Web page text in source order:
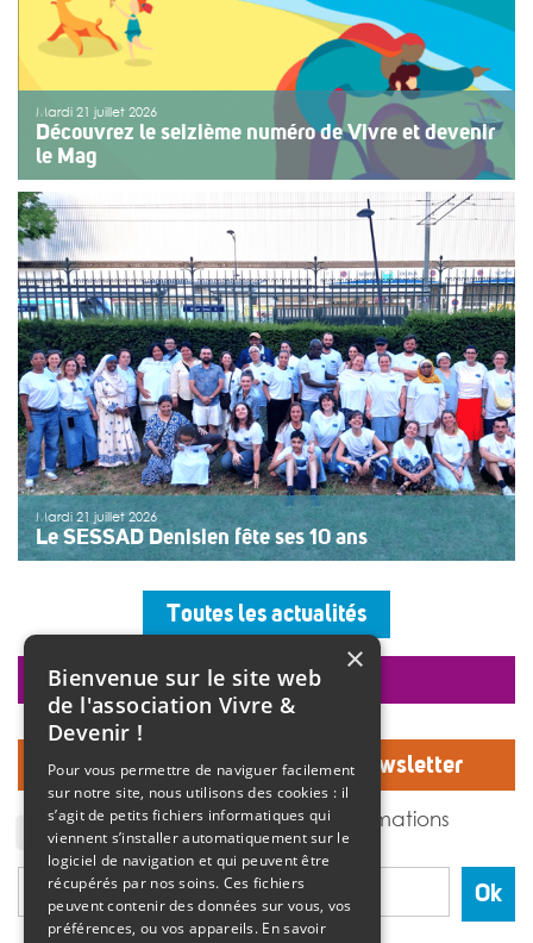
Mardi 21 juillet 2026
Découvrez le seizième numéro de Vivre et devenir
le Mag
Le numéro du mois de juillet 2026 de Vivre et devenir, Le
Mag, vient de paraître. Le dossier central se concentre
sur les vacances pour tous. Vivre et devenir a lancé un
plan d’action afin de rendre les vacances accessibles
[…]
>>Lire la suite
Mardi 21 juillet 2026
Le SESSAD Denisien fête ses 10 ans
accueillaient les invités autour d’un buffet, dans une
ambiance musicale live assurée par un groupe de
musiciens. Christine Manadi, directrice du SESSAD
depuis sa création, est revenue sur l’histoire […]
>>Lire la suite
Toutes les actualités
Inscrivez-vous à notre Newsletter
J'accepte de recevoir des informations
de l'association Vivre et devenir.
Ok
faire un don
×
Bienvenue sur le site web
de l'association Vivre &
Devenir !
Pour vous permettre de naviguer facilement
sur notre site, nous utilisons des cookies : il
s’agit de petits fichiers informatiques qui
viennent s’installer automatiquement sur le
logiciel de navigation et qui peuvent être
récupérés par nos soins. Ces fichiers
peuvent contenir des données sur vous, vos
préférences, ou vos appareils. En savoir